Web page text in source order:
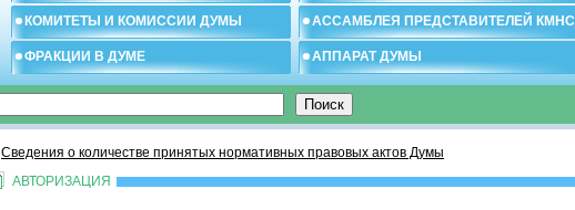
КОМИТЕТЫ И КОМИССИИ ДУМЫ АССАМБЛЕЯ ПРЕДСТАВИТЕЛЕЙ КМНС
ФРАКЦИИ В ДУМЕ АППАРАТ ДУМЫ
Сведения о количестве принятых нормативных правовых актов Думы
АВТОРИЗАЦИЯ